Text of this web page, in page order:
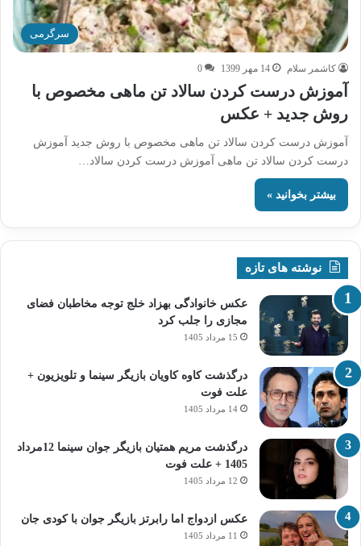
سرگرمی
کاشمر سلام 14 مهر 1399 0
آموزش درست کردن سالاد تن ماهی مخصوص با
روش جدید + عکس
آموزش درست کردن سالاد تن ماهی مخصوص با روش جدید آموزش
درست کردن سالاد تن ماهی آموزش درست کردن سالاد…
بیشتر بخوانید »
نوشته های تازه
عکس خانوادگی بهزاد خلج توجه مخاطبان فضای
مجازی را جلب کرد
15 مرداد 1405
درگذشت کاوه کاویان بازیگر سینما و تلویزیون +
علت فوت
14 مرداد 1405
درگذشت مریم همتیان بازیگر جوان سینما 12مرداد
1405 + علت فوت
12 مرداد 1405
عکس ازدواج اما رابرتز بازیگر جوان با کودی جان
11 مرداد 1405